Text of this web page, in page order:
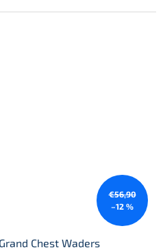
€56,90
–12 %
Chest Waders